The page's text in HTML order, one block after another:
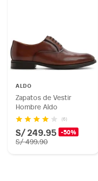
ALDO
Zapatos de Vestir
Hombre Aldo
(6)
S/ 249.95 -50%
S/ 499.90